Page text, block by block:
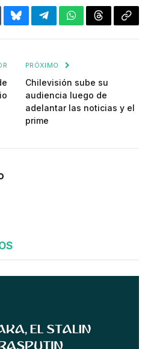
BlueskyTelegramWhatsApp
Threads
PRÓXIMO
Chilevisión sube su
audiencia luego de
adelantar las noticias y el
prime